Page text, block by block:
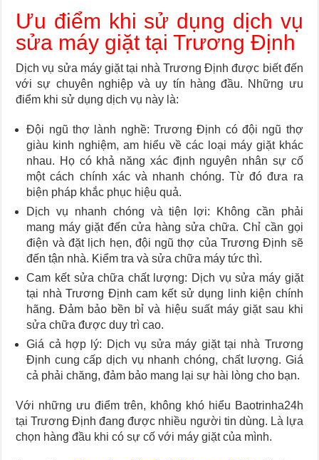
Ưu điểm khi sử dụng dịch vụ
sửa máy giặt tại Trương Định
Dịch vụ sửa máy giặt tại nhà Trương Định được biết đến
với sự chuyên nghiệp và uy tín hàng đầu. Những ưu
điểm khi sử dụng dịch vụ này là:
Đội ngũ thợ lành nghề: Trương Định có đội ngũ thợ
giàu kinh nghiệm, am hiểu về các loại máy giặt khác
nhau. Họ có khả năng xác định nguyên nhân sự cố
một cách chính xác và nhanh chóng. Từ đó đưa ra
biện pháp khắc phục hiệu quả.
Dịch vụ nhanh chóng và tiện lợi: Không cần phải
mang máy giặt đến cửa hàng sửa chữa. Chỉ cần gọi
điện và đặt lịch hẹn, đội ngũ thợ của Trương Định sẽ
đến tận nhà. Kiểm tra và sửa chữa máy tức thì.
Cam kết sửa chữa chất lượng: Dịch vụ sửa máy giặt
tại nhà Trương Định cam kết sử dụng linh kiện chính
hãng. Đảm bảo bền bỉ và hiệu suất máy giặt sau khi
sửa chữa được duy trì cao.
Giá cả hợp lý: Dịch vụ sửa máy giặt tại nhà Trương
Định cung cấp dịch vụ nhanh chóng, chất lượng. Giá
cả phải chăng, đảm bảo mang lại sự hài lòng cho bạn.
Với những ưu điểm trên, không khó hiểu Baotrinha24h
tại Trương Định đang được nhiều người tin dùng. Là lựa
chọn hàng đầu khi có sự cố với máy giặt của mình.